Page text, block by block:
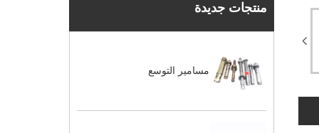
منتجات جديدة
مسامير التوسع